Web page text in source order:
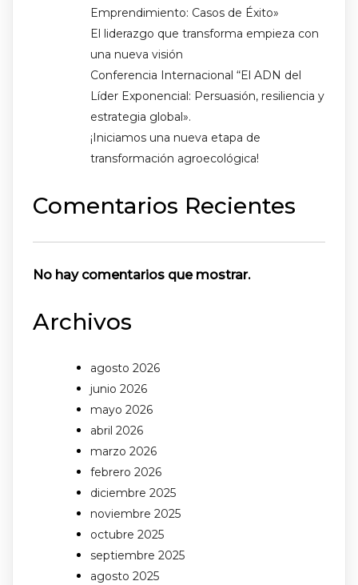
Emprendimiento: Casos de Éxito»
El liderazgo que transforma empieza con
una nueva visión
Conferencia Internacional “El ADN del
Líder Exponencial: Persuasión, resiliencia y
estrategia global».
¡Iniciamos una nueva etapa de
transformación agroecológica!
Comentarios Recientes
No hay comentarios que mostrar.
Archivos
agosto 2026
junio 2026
mayo 2026
abril 2026
marzo 2026
febrero 2026
diciembre 2025
noviembre 2025
octubre 2025
septiembre 2025
agosto 2025